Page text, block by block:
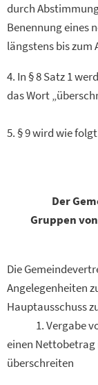
durch
Benennung
längstens bis zum
4. In § 8 Satz 1
das Wort
5. § 9 wird wie
Der
Gruppen
Die
Angelegenheiten
Hauptausschuss
1. Vergabe von
einen
überschreiten